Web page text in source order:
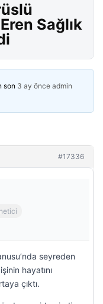
Sağlık
son 3 ay önce admin
#17336
seyreden
hayatını
çıktı.